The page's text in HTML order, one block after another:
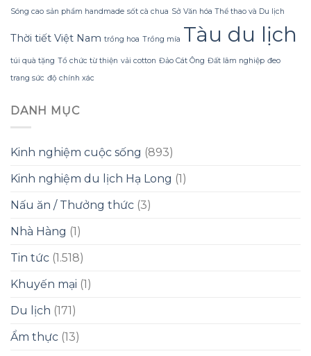
lường
Sóng cao sản phẩm handmade sốt cà chua Sở Văn hóa Thể thao và Du lịch
Thời tiết Việt Nam trồng hoa Trồng mía Tàu du lịch
túi quà tặng Tổ chức từ thiện vải cotton Đảo Cát Ông Đất lâm nghiệp đeo
trang sức độ chính xác
DANH MỤC
Kinh nghiệm cuộc sống (893)
Kinh nghiệm du lịch Hạ Long (1)
Nấu ăn / Thưởng thức (3)
Nhà Hàng (1)
Tin tức (1.518)
Khuyến mại (1)
Du lịch (171)
Ẩm thực (13)